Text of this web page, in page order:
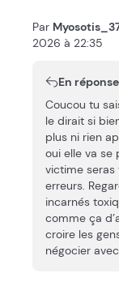
Par
2026 à 22:35
En
Coucou tu
le dirait si
plus ni rien
oui elle va se
victime seras
erreurs.
incarnés
comme ça
croire les
négocier